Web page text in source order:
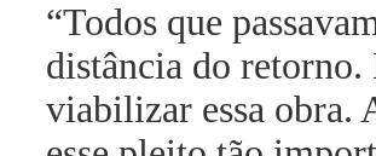
“Todos que
distância do
viabilizar essa obra.